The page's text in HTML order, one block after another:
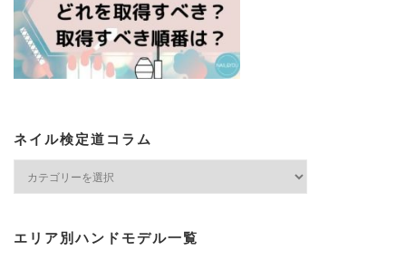
ネイル検定道コラム
定
エリア別ハンドモデル一覧